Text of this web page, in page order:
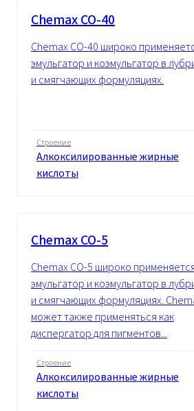
Chemax CO-40
Chemax CO-40 широко
эмульгатор и коэмульгатор в
и смягчающих формуляциях.
Строение
Алкоксилированные жирные
кислоты
Chemax CO-5
Chemax CO-5 широко
эмульгатор и коэмульгатор в
и смягчающих формуляциях.
может также применяться как
диспергатор для пигментов...
Строение
Алкоксилированные жирные
кислоты